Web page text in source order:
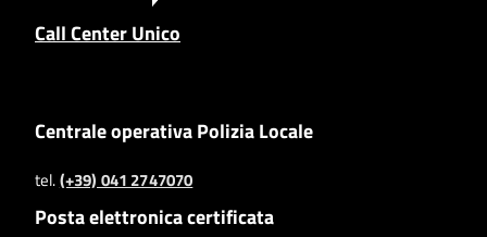
Call Center Unico
Centrale operativa Polizia Locale
tel.(+39) 041 2747070
Posta elettronica certificata